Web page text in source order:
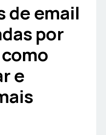
de email
por
e